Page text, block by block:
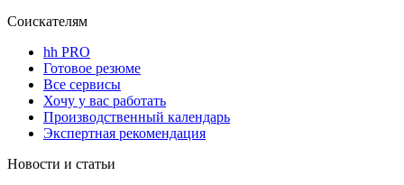
Соискателям
hh PRO
Готовое резюме
Все сервисы
Хочу у вас работать
Производственный календарь
Экспертная рекомендация
Новости и статьи